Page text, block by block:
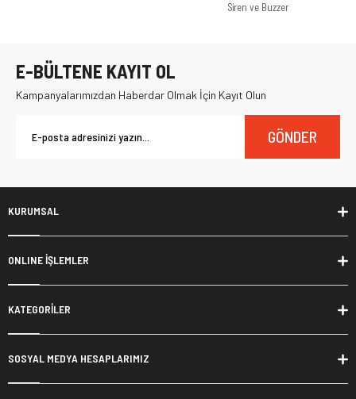
Siren ve Buzzer
E-BÜLTENE KAYIT OL
Kampanyalarımızdan Haberdar Olmak İçin Kayıt Olun
GÖNDER
KURUMSAL
ONLINE İŞLEMLER
KATEGORİLER
SOSYAL MEDYA HESAPLARIMIZ